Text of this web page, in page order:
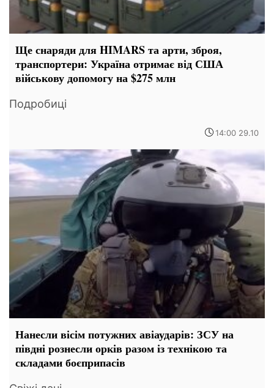
Ще снаряди для HIMARS та арти, зброя,
транспортери: Україна отримає від США
військову допомогу на $275 млн
Подробиці
14:00 29.10
Нанесли вісім потужних авіаударів: ЗСУ на
півдні рознесли орків разом із технікою та
складами боєприпасів